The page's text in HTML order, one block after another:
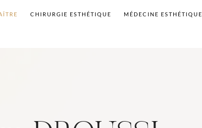
CHIRURGIE ESTHÉTIQUE MÉDECINE ESTHÉTIQUE